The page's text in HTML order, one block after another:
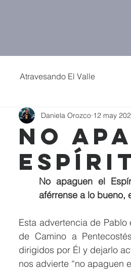
Atravesando El Valle
No
Daniela Orozco 12 may
No apaguen el
aférrense a lo bueno,
Esta advertencia de
de Camino a
dirigidos por Él y dejarlo
nos advierte “no apaguen